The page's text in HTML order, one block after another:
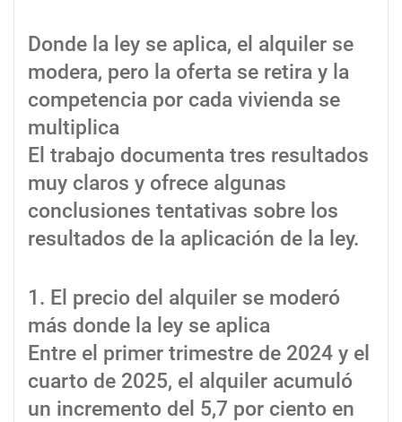
Donde la ley se aplica, el alquiler se
modera, pero la oferta se retira y la
competencia por cada vivienda se
multiplica
El trabajo documenta tres resultados
muy claros y ofrece algunas
conclusiones tentativas sobre los
resultados de la aplicación de la ley.
1. El precio del alquiler se moderó
más donde la ley se aplica
Entre el primer trimestre de 2024 y el
cuarto de 2025, el alquiler acumuló
un incremento del 5,7 por ciento en